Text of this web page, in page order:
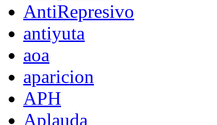
AntiRepresivo
antiyuta
aoa
aparicion
APH
Aplauda